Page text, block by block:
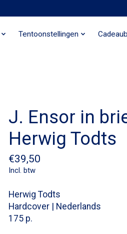
Tentoonstellingen
J. Ensor in
Herwig Todts
€39,50
Incl. btw
Herwig Todts
Hardcover | Nederlands
175 p.